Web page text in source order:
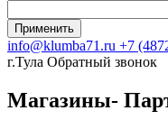
info@klumba71.ru +7
г.Тула Обратный звонок
Магазины-